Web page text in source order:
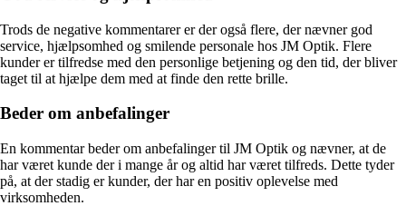
Trods de negative kommentarer er der også flere, der nævner god
service, hjælpsomhed og smilende personale hos JM Optik. Flere
kunder er tilfredse med den personlige betjening og den tid, der bliver
taget til at hjælpe dem med at finde den rette brille.
Beder om anbefalinger
En kommentar beder om anbefalinger til JM Optik og nævner, at de
har været kunde der i mange år og altid har været tilfreds. Dette tyder
på, at der stadig er kunder, der har en positiv oplevelse med
virksomheden.